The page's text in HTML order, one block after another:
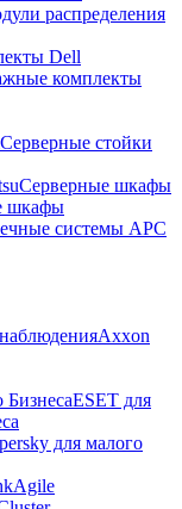
распределения
Dell
комплекты
Серверные стойки
Серверные шкафы
шкафы
системы APC
Axxon
ESET для
для малого